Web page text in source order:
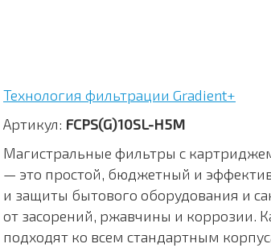
Технология фильтрации Gradient+
Артикул: FCPS(G)10SL-H5M
Магистральные фильтры с
— это простой, бюджетный и
и защиты бытового оборудования и
от засорений, ржавчины и коррозии.
подходят ко всем стандартным